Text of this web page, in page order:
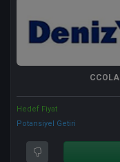
CCOLA
Hedef Fiyat
Potansiyel Getiri